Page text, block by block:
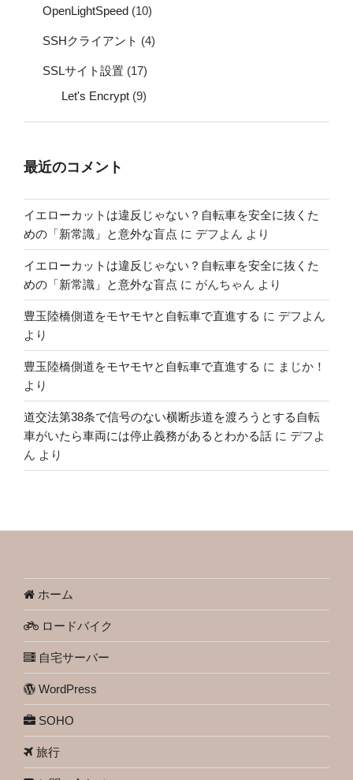
OpenLightSpeed (10)
SSHクライアント (4)
SSLサイト設置 (17)
Let's Encrypt (9)
最近のコメント
イエローカットは違反じゃない？自転車を安全に抜くた
めの「新常識」と意外な盲点 に デフよん より
イエローカットは違反じゃない？自転車を安全に抜くた
めの「新常識」と意外な盲点 に がんちゃん より
豊玉陸橋側道をモヤモヤと自転車で直進する に デフよん
より
豊玉陸橋側道をモヤモヤと自転車で直進する に まじか！
より
道交法第38条で信号のない横断歩道を渡ろうとする自転
車がいたら車両には停止義務があるとわかる話 に デフよ
ん より
ホーム
ロードバイク
自宅サーバー
WordPress
SOHO
旅行